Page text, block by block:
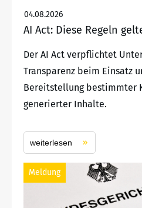
04.08.2026
AI Act: Diese Regeln
Der AI Act verpflichtet
Transparenz beim Einsatz
Bereitstellung bestimmter
generierter Inhalte.
weiterlesen
Meldung